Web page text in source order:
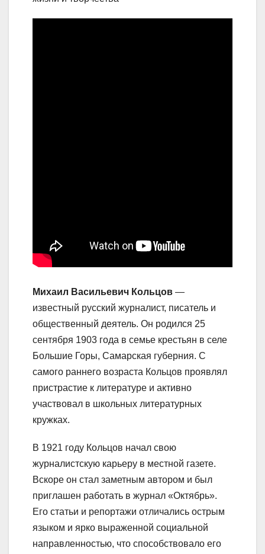
Михаил Васильевич Кольцов —
известный русский журналист, писатель и
общественный деятель. Он родился 25
сентября 1903 года в семье крестьян в селе
Большие Горы, Самарская губерния. С
самого раннего возраста Кольцов проявлял
пристрастие к литературе и активно
участвовал в школьных литературных
кружках.
В 1921 году Кольцов начал свою
журналистскую карьеру в местной газете.
Вскоре он стал заметным автором и был
приглашен работать в журнал «Октябрь».
Его статьи и репортажи отличались острым
языком и ярко выраженной социальной
направленностью, что способствовало его